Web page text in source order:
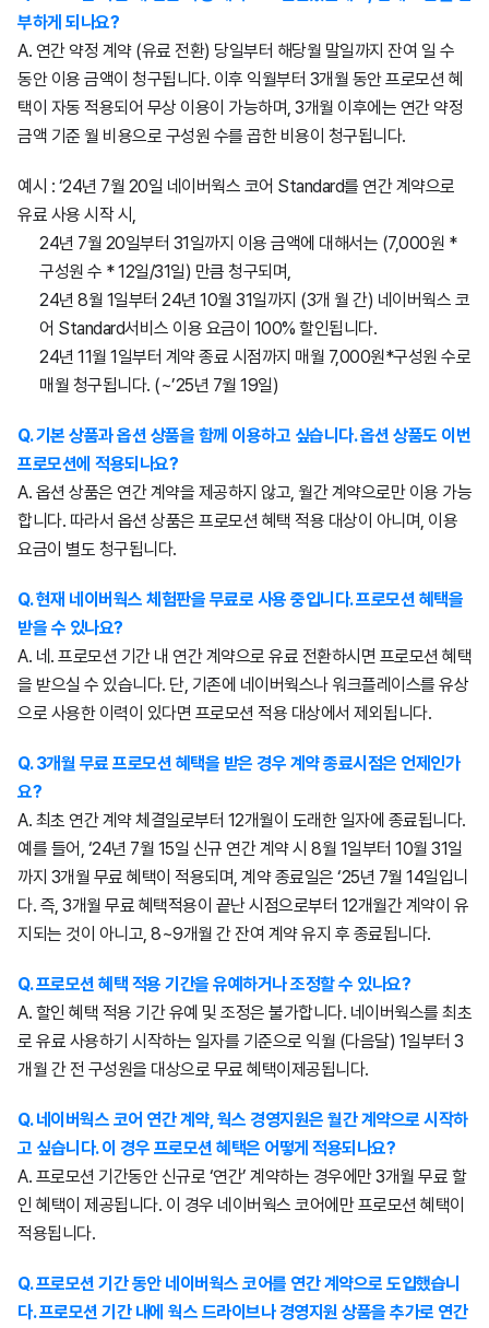
부하게 되나요?
A. 연간 약정 계약 (유료 전환) 당일부터 해당월 말일까지 잔여 일 수
동안 이용 금액이 청구됩니다. 이후 익월부터 3개월 동안 프로모션 혜
택이 자동 적용되어 무상 이용이 가능하며, 3개월 이후에는 연간 약정
금액 기준 월 비용으로 구성원 수를 곱한 비용이 청구됩니다.
예시 : ‘24년 7월 20일 네이버웍스 코어 Standard를 연간 계약으로
유료 사용 시작 시,
24년 7월 20일부터 31일까지 이용 금액에 대해서는 (7,000원 *
구성원 수 * 12일/31일) 만큼 청구되며,
24년 8월 1일부터 24년 10월 31일까지 (3개 월 간) 네이버웍스 코
어 Standard서비스 이용 요금이 100% 할인됩니다.
24년 11월 1일부터 계약 종료 시점까지 매월 7,000원*구성원 수로
매월 청구됩니다. (~’25년 7월 19일)
Q. 기본 상품과 옵션 상품을 함께 이용하고 싶습니다. 옵션 상품도 이번
프로모션에 적용되나요?
A. 옵션 상품은 연간 계약을 제공하지 않고, 월간 계약으로만 이용 가능
합니다. 따라서 옵션 상품은 프로모션 혜택 적용 대상이 아니며, 이용
요금이 별도 청구됩니다.
Q. 현재 네이버웍스 체험판을 무료로 사용 중입니다. 프로모션 혜택을
받을 수 있나요?
A. 네. 프로모션 기간 내 연간 계약으로 유료 전환하시면 프로모션 혜택
을 받으실 수 있습니다. 단, 기존에 네이버웍스나 워크플레이스를 유상
으로 사용한 이력이 있다면 프로모션 적용 대상에서 제외됩니다.
Q. 3개월 무료 프로모션 혜택을 받은 경우 계약 종료시점은 언제인가
요?
A. 최초 연간 계약 체결일로부터 12개월이 도래한 일자에 종료됩니다.
예를 들어, ‘24년 7월 15일 신규 연간 계약 시 8월 1일부터 10월 31일
까지 3개월 무료 혜택이 적용되며, 계약 종료일은 ‘25년 7월 14일입니
다. 즉, 3개월 무료 혜택적용이 끝난 시점으로부터 12개월간 계약이 유
지되는 것이 아니고, 8~9개월 간 잔여 계약 유지 후 종료됩니다.
Q. 프로모션 혜택 적용 기간을 유예하거나 조정할 수 있나요?
A. 할인 혜택 적용 기간 유예 및 조정은 불가합니다. 네이버웍스를 최초
로 유료 사용하기 시작하는 일자를 기준으로 익월 (다음달) 1일부터 3
개월 간 전 구성원을 대상으로 무료 혜택이제공됩니다.
Q. 네이버웍스 코어 연간 계약, 웍스 경영지원은 월간 계약으로 시작하
고 싶습니다. 이 경우 프로모션 혜택은 어떻게 적용되나요?
A. 프로모션 기간동안 신규로 ‘연간’ 계약하는 경우에만 3개월 무료 할
인 혜택이 제공됩니다. 이 경우 네이버웍스 코어에만 프로모션 혜택이
적용됩니다.
Q. 프로모션 기간 동안 네이버웍스 코어를 연간 계약으로 도입했습니
다. 프로모션 기간 내에 웍스 드라이브나 경영지원 상품을 추가로 연간